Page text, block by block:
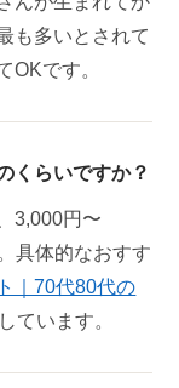
も多いとされて
OKです。
くらいですか？
3,000円〜
具体的なおすす
｜70代80代の
ています。